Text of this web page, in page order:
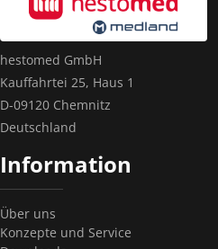
hestomed GmbH
Kauffahrtei 25, Haus 1
D-09120 Chemnitz
Deutschland
Information
Über uns
Konzepte und Service